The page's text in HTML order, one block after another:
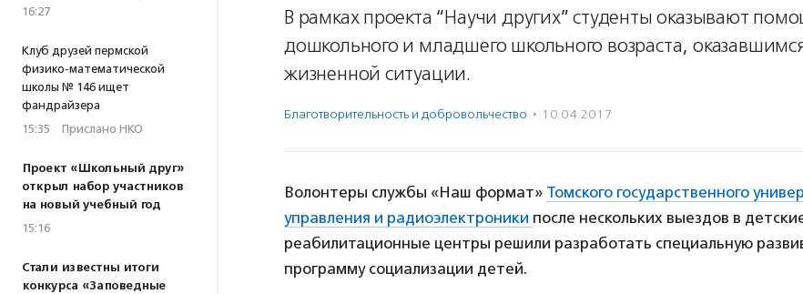
16:27
Клуб друзей пермской
физико-математической
школы № 146 ищет
фандрайзера
15:35 · Прислано НКО
Проект «Школьный друг»
открыл набор участников
на новый учебный год
15:16
Стали известны итоги
конкурса «Заповедные
В рамках проекта “Научи других” студенты оказывают
дошкольного и младшего школьного возраста,
жизненной ситуации.
Благотвори­тель­ность и доброволь­чест­во · 10.04.2017
Волонтеры службы «Наш формат» Томского государственного
управления и радиоэлектроники после нескольких выездов в
реабилитационные центры решили разработать специальную
программу социализации детей.